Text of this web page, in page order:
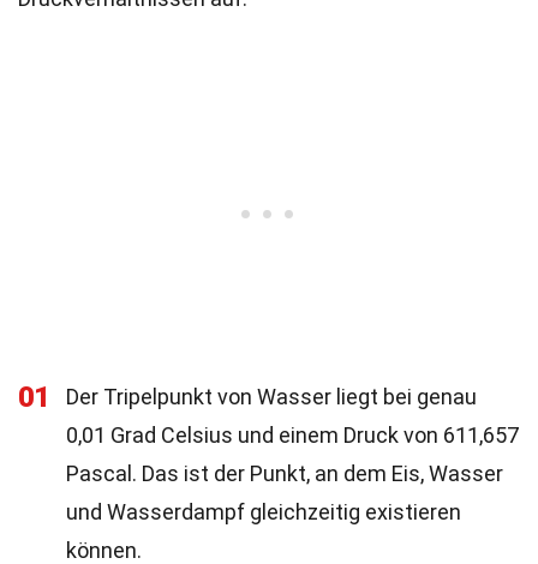
01
Der Tripelpunkt von Wasser liegt bei genau
0,01 Grad Celsius und einem Druck von 611,657
Pascal. Das ist der Punkt, an dem Eis, Wasser
und Wasserdampf gleichzeitig existieren
können.